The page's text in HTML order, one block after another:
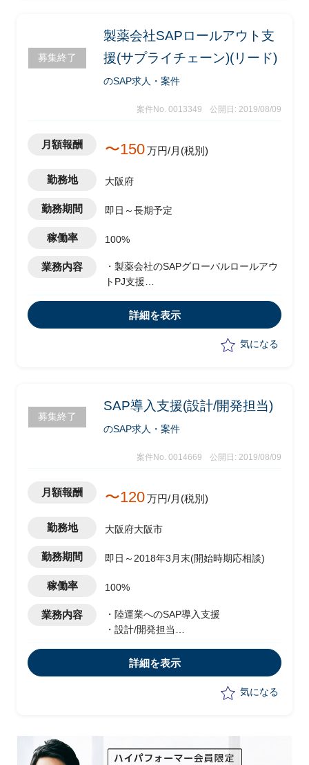
募集終了
製薬会社SAPロールアウト支
援(サプライチェーン)(リード)
のSAP求人・案件
案件No. 0013349 公開日: 2019/08/09
月額報酬 〜150万円/月(税別)
勤務地 大阪府
勤務期間 即日～長期予定
稼働率 100%
業務内容
・製薬会社のSAPグローバルロールアウ
トPJ支援
詳細を表示
気になる
募集終了
SAP導入支援(設計/開発担当)
のSAP求人・案件
案件No. 0014669 公開日: 2019/08/09
月額報酬 〜120万円/月(税別)
勤務地 大阪府大阪市
勤務期間 即日～2018年3月末(開始時期応相談)
稼働率 100%
業務内容
・陸運業へのSAP導入支援
・設計/開発担当
詳細を表示
気になる